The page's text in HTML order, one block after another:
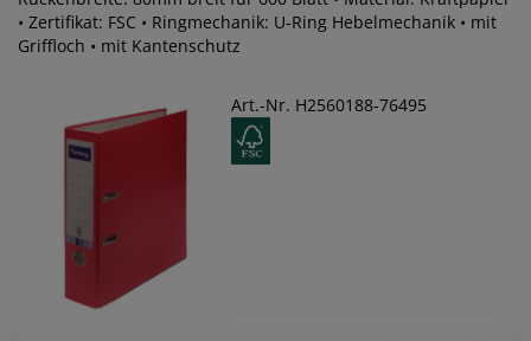
• Zertifikat: FSC • Ringmechanik: U-Ring Hebelmechanik • mit
Griffloch • mit Kantenschutz
Art.-Nr. H2560188-76495